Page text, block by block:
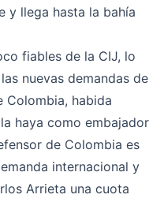
y llega hasta la bahía
fiables de la CIJ, lo
nuevas demandas de
Colombia, habida
haya como embajador
de Colombia es
internacional y
Arrieta una cuota